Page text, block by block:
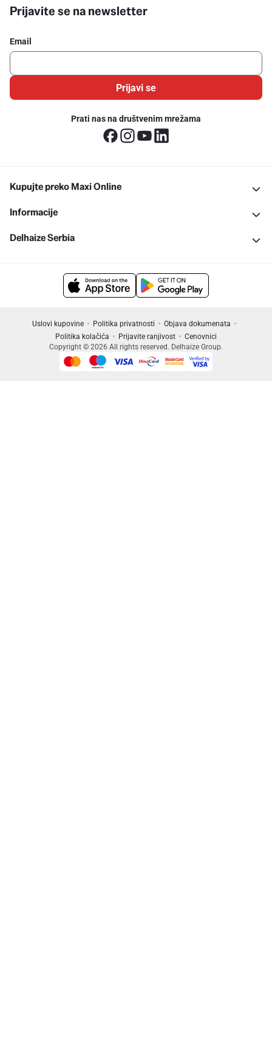
Prijavite se na newsletter
Email
Prijavi se
Prati nas na društvenim mrežama
Kupujte preko Maxi Online
Informacije
Delhaize Serbia
Uslovi kupovine Politika privatnosti
Objava dokumenata
Politika kolačića
Prijavite ranjivost
Cenovnici
Copyright © 2026 All rights reserved. Delhaize Group.